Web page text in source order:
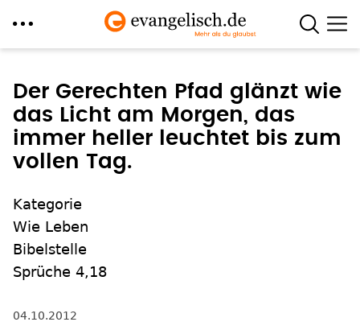
zum
Inhalt
Der Gerechten Pfad glänzt wie
das Licht am Morgen, das
immer heller leuchtet bis zum
vollen Tag.
Kategorie
Wie Leben
Bibelstelle
Sprüche 4,18
04.10.2012